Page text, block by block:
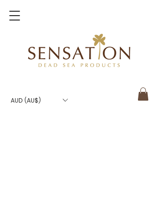
AUD (AU$)